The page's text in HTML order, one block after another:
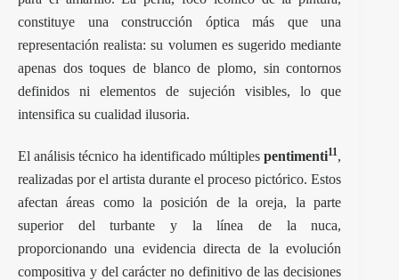
constituye una construcción óptica más que una
representación realista: su volumen es sugerido mediante
apenas dos toques de blanco de plomo, sin contornos
definidos ni elementos de sujeción visibles, lo que
intensifica su cualidad ilusoria.
El análisis técnico ha identificado múltiplespentimenti11 ,
realizadas por el artista durante el proceso pictórico. Estos
afectan áreas como la posición de la oreja, la parte
superior del turbante y la línea de la nuca,
proporcionando una evidencia directa de la evolución
compositiva y del carácter no definitivo de las decisiones